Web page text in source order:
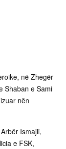
në Zhegër
Shaban e Sami
nën
Ismajli,
e FSK,